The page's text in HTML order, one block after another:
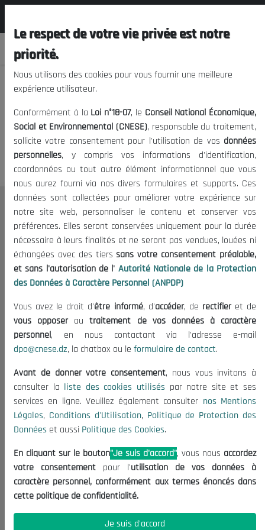
Nous vous prions de nous
excuser, mais l'accès à ce
contenu est restreint.
Le CNESE
A Propos
Le président
Organisation
Publications
Informations utiles
Appels d'offres et Consultations
Mentions Légales
Conditions d'Utilisation
Politique de Protection des Données
Politique des Cookies
Nous Contacter
(+213) 021 98 01 00|01|02
contact@cnese.dz
Suggestions ou Initiatives ?
Newsletter
dernières nouvelles.
Le respect de votre vie privée est notre
priorité.
Nous utilisons des cookies pour vous fournir une meilleure
expérience utilisateur.
Conformément à la Loi n°18-07, le Conseil National Économique,
Social et Environnemental (CNESE), responsable du traitement,
sollicite votre consentement pour l'utilisation de vos données
personnelles, y compris vos informations d'identification,
coordonnées ou tout autre élément informationnel que vous
nous aurez fourni via nos divers formulaires et supports. Ces
données sont collectées pour améliorer votre expérience sur
notre site web, personnaliser le contenu et conserver vos
préférences. Elles seront conservées uniquement pour la durée
nécessaire à leurs finalités et ne seront pas vendues, louées ni
échangées avec des tierssans votre consentement préalable,
et sans l'autorisation de l' Autorité Nationale de la Protection
des Données à Caractère Personnel (ANPDP)
Vous avez le droit d'être informé, d'accéder, de rectifieret de
vous opposerautraitement de vos données à caractère
personnel, en nous contactant via l'adresse e-mail
dpo@cnese.dz, la chatbox ou le formulaire de contact.
Avant de donner votre consentement, nous vous invitons à
consulter la liste des cookies utilisés par notre site et ses
services en ligne. Veuillez également consulter nos Mentions
Légales, Conditions d'Utilisation, Politique de Protection des
Données et aussi Politique des Cookies.
En cliquant sur le bouton"Je suis d'accord", vous nous accordez
votre consentement pour l'utilisation de vos données à
caractère personnel, conformément aux termes énoncés dans
cette politique de confidentialité.
Je suis d'accord